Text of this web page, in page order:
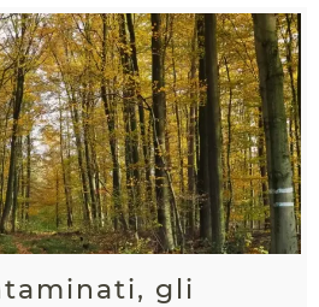
gli